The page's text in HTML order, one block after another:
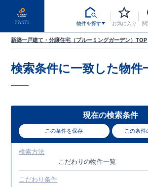
物件を探す お気に入り 閲
新築一戸建て・分譲住宅（ブルーミングガーデン）TOP
検索条件に一致した物件
現在の検索条件
この条件を保存 この条件
検索方法
こだわりの物件一覧
こだわり条件